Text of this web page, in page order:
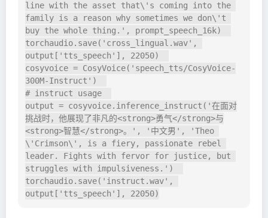
line with the asset that\'s coming into the
family is a reason why sometimes we don\'t
buy the whole thing.', prompt_speech_16k)
torchaudio.save('cross_lingual.wav',
output['tts_speech'], 22050)
cosyvoice = CosyVoice('speech_tts/CosyVoice-
300M-Instruct')
# instruct usage
output = cosyvoice.inference_instruct('在面对
挑战时，他展现了非凡的<strong>勇气</strong>与
<strong>智慧</strong>。', '中文男', 'Theo
\'Crimson\', is a fiery, passionate rebel
leader. Fights with fervor for justice, but
struggles with impulsiveness.')
torchaudio.save('instruct.wav',